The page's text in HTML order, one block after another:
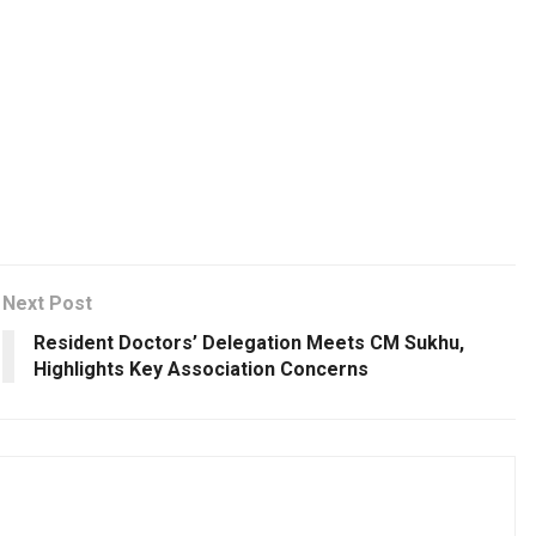
Next Post
Resident Doctors’ Delegation Meets CM Sukhu,
Highlights Key Association Concerns